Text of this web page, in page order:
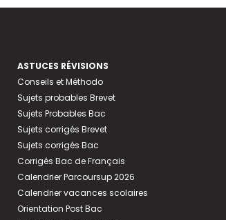
ASTUCES RÉVISIONS
Conseils et Méthodo
Sujets probables Brevet
Sujets Probables Bac
Sujets corrigés Brevet
Sujets corrigés Bac
Corrigés Bac de Français
Calendrier Parcoursup 2026
Calendrier vacances scolaires
Orientation Post Bac